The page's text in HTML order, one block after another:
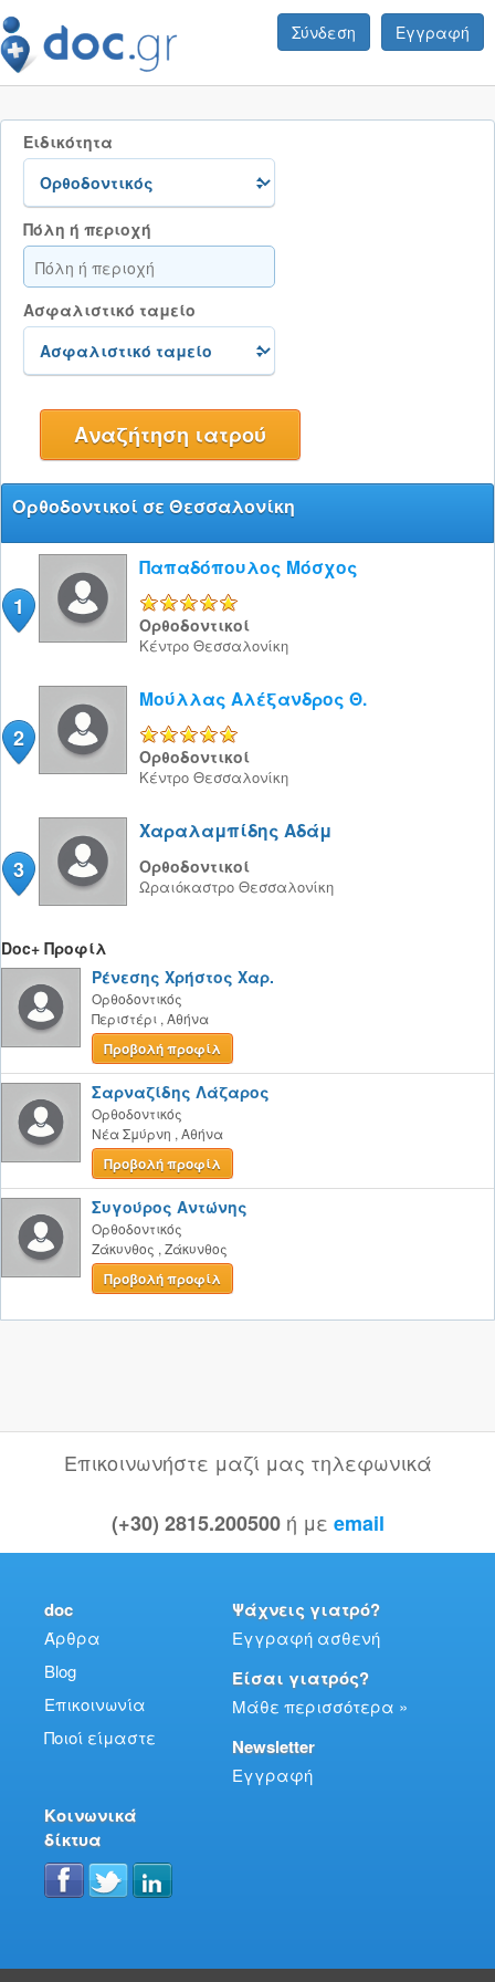
Σύνδεση Εγγραφή
Ειδικότητα
Πόλη ή περιοχή
Ασφαλιστικό ταμείο
Ορθοδοντικοί σε Θεσσαλονίκη
1
Παπαδόπουλος Μόσχος
Ορθοδοντικοί
Κέντρο Θεσσαλονίκη
2
Μούλλας Αλέξανδρος Θ.
Ορθοδοντικοί
Κέντρο Θεσσαλονίκη
3
Χαραλαμπίδης Αδάμ
Ορθοδοντικοί
Ωραιόκαστρο Θεσσαλονίκη
Doc+ Προφίλ
Ρένεσης Χρήστος Χαρ.
Ορθοδοντικός
Περιστέρι , Αθήνα
Προβολή προφίλ
Σαρναζίδης Λάζαρος
Ορθοδοντικός
Νέα Σμύρνη , Αθήνα
Προβολή προφίλ
Συγούρος Αντώνης
Ορθοδοντικός
Ζάκυνθος , Ζάκυνθος
Προβολή προφίλ
Επικοινωνήστε μαζί μας τηλεφωνικά
(+30) 2815.200500 ή με email
doc
Άρθρα
Blog
Επικοινωνία
Ποιοί είμαστε
Ψάχνεις γιατρό?
Εγγραφή ασθενή
Είσαι γιατρός?
Μάθε περισσότερα »
Newsletter
Εγγραφή
Κοινωνικά
δίκτυα